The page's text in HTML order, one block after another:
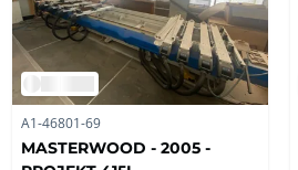
A1-46801-69
MASTERWOOD - 2005 -